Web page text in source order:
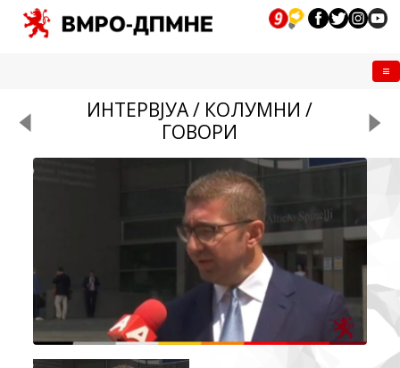
ИНТЕРВЈУА / КОЛУМНИ /
ГОВОРИ